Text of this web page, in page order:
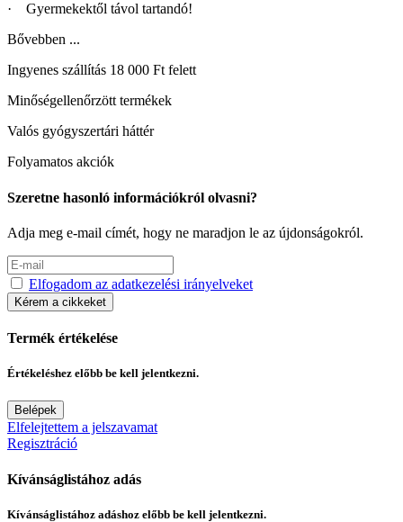
· Gyermekektől távol tartandó!
Bővebben ...
Ingyenes szállítás 18 000 Ft felett
Minőségellenőrzött termékek
Valós gyógyszertári háttér
Folyamatos akciók
Szeretne hasonló információkról olvasni?
Adja meg e-mail címét, hogy ne maradjon le az újdonságokról.
Elfogadom az adatkezelési irányelveket
Kérem a cikkeket
Termék értékelése
Értékeléshez előbb be kell jelentkezni.
Belépek
Elfelejtettem a jelszavamat
Regisztráció
Kívánságlistához adás
Kívánságlistához adáshoz előbb be kell jelentkezni.